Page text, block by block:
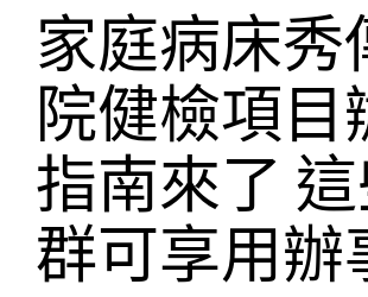
家庭病床秀
院健檢項目
指南來了
群可享用辦